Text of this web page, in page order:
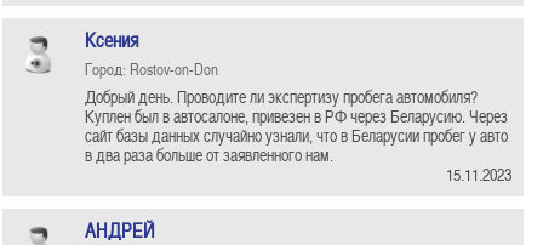
Ксения
Город: Rostov-on-Don
Добрый день. Проводите ли экспертизу пробега автомобиля?
Куплен был в автосалоне, привезен в РФ через Беларусию. Через
сайт базы данных случайно узнали, что в Беларусии пробег у авто
в два раза больше от заявленного нам.
15.11.2023
АНДРЕЙ